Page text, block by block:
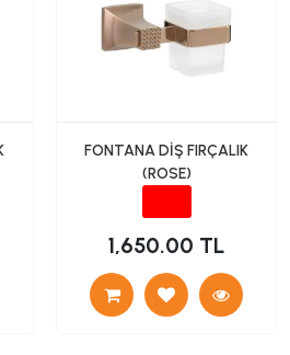
FONTANA DİŞ FIRÇALIK
(ROSE)
1,650.00 TL